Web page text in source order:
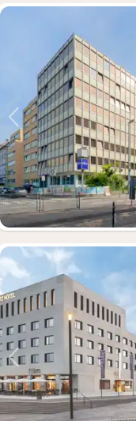
Vorheriges Bild
Vorheriges Bild